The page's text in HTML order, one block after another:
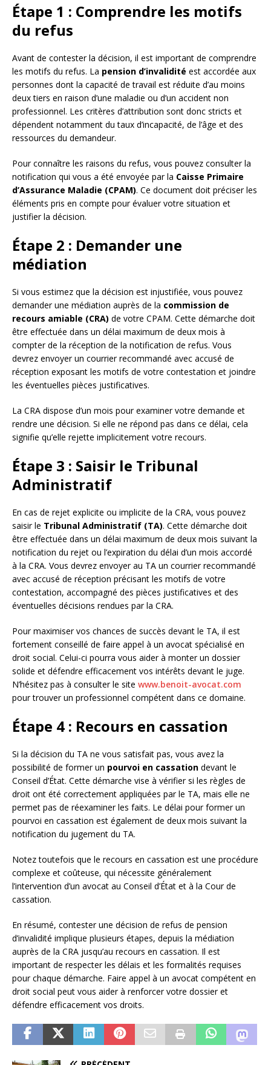
Étape 1 : Comprendre les motifs
du refus
Avant de contester la décision, il est important de comprendre
les motifs du refus. La pension d’invalidité est accordée aux
personnes dont la capacité de travail est réduite d’au moins
deux tiers en raison d’une maladie ou d’un accident non
professionnel. Les critères d’attribution sont donc stricts et
dépendent notamment du taux d’incapacité, de l’âge et des
ressources du demandeur.
Pour connaître les raisons du refus, vous pouvez consulter la
notification qui vous a été envoyée par la Caisse Primaire
d’Assurance Maladie (CPAM). Ce document doit préciser les
éléments pris en compte pour évaluer votre situation et
justifier la décision.
Étape 2 : Demander une
médiation
Si vous estimez que la décision est injustifiée, vous pouvez
demander une médiation auprès de la commission de
recours amiable (CRA) de votre CPAM. Cette démarche doit
être effectuée dans un délai maximum de deux mois à
compter de la réception de la notification de refus. Vous
devrez envoyer un courrier recommandé avec accusé de
réception exposant les motifs de votre contestation et joindre
les éventuelles pièces justificatives.
La CRA dispose d’un mois pour examiner votre demande et
rendre une décision. Si elle ne répond pas dans ce délai, cela
signifie qu’elle rejette implicitement votre recours.
Étape 3 : Saisir le Tribunal
Administratif
En cas de rejet explicite ou implicite de la CRA, vous pouvez
saisir le Tribunal Administratif (TA). Cette démarche doit
être effectuée dans un délai maximum de deux mois suivant la
notification du rejet ou l’expiration du délai d’un mois accordé
à la CRA. Vous devrez envoyer au TA un courrier recommandé
avec accusé de réception précisant les motifs de votre
contestation, accompagné des pièces justificatives et des
éventuelles décisions rendues par la CRA.
Pour maximiser vos chances de succès devant le TA, il est
fortement conseillé de faire appel à un avocat spécialisé en
droit social. Celui-ci pourra vous aider à monter un dossier
solide et défendre efficacement vos intérêts devant le juge.
N’hésitez pas à consulter le site www.benoit-avocat.com
pour trouver un professionnel compétent dans ce domaine.
Étape 4 : Recours en cassation
Si la décision du TA ne vous satisfait pas, vous avez la
possibilité de former un pourvoi en cassation devant le
Conseil d’État. Cette démarche vise à vérifier si les règles de
droit ont été correctement appliquées par le TA, mais elle ne
permet pas de réexaminer les faits. Le délai pour former un
pourvoi en cassation est également de deux mois suivant la
notification du jugement du TA.
Notez toutefois que le recours en cassation est une procédure
complexe et coûteuse, qui nécessite généralement
l’intervention d’un avocat au Conseil d’État et à la Cour de
cassation.
En résumé, contester une décision de refus de pension
d’invalidité implique plusieurs étapes, depuis la médiation
auprès de la CRA jusqu’au recours en cassation. Il est
important de respecter les délais et les formalités requises
pour chaque démarche. Faire appel à un avocat compétent en
droit social peut vous aider à renforcer votre dossier et
défendre efficacement vos droits.